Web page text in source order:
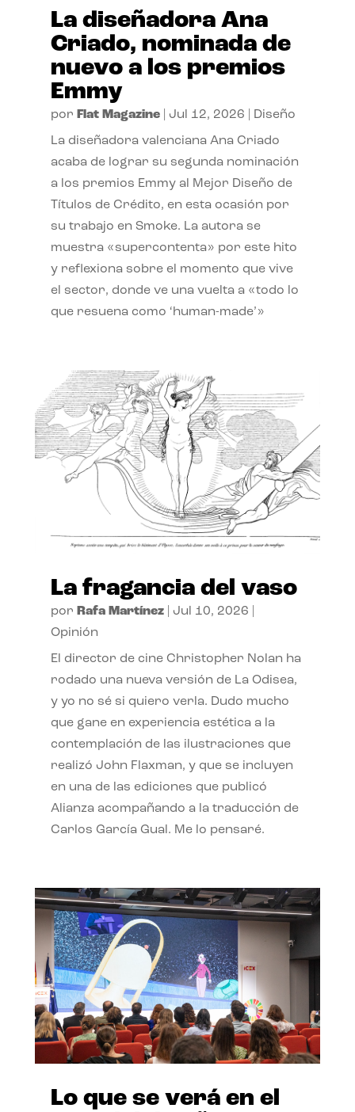
La diseñadora Ana
Criado, nominada de
nuevo a los premios
Emmy
por Flat Magazine| Jul 12, 2026 Diseño
La diseñadora valenciana Ana Criado
acaba de lograr su segunda nominación
a los premios Emmy al Mejor Diseño de
Títulos de Crédito, en esta ocasión por
su trabajo en Smoke. La autora se
muestra «supercontenta» por este hito
y reflexiona sobre el momento que vive
el sector, donde ve una vuelta a «todo lo
que resuena como ‘human-made’»
La fragancia del vaso
por Rafa Martínez| Jul 10, 2026
Opinión
El director de cine Christopher Nolan ha
rodado una nueva versión de La Odisea,
y yo no sé si quiero verla. Dudo mucho
que gane en experiencia estética a la
contemplación de las ilustraciones que
realizó John Flaxman, y que se incluyen
en una de las ediciones que publicó
Alianza acompañando a la traducción de
Carlos García Gual. Me lo pensaré.
Lo que se verá en el